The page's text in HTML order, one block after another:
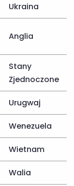
Ukraina
Anglia
Stany
Zjednoczone
Urugwaj
Wenezuela
Wietnam
Walia